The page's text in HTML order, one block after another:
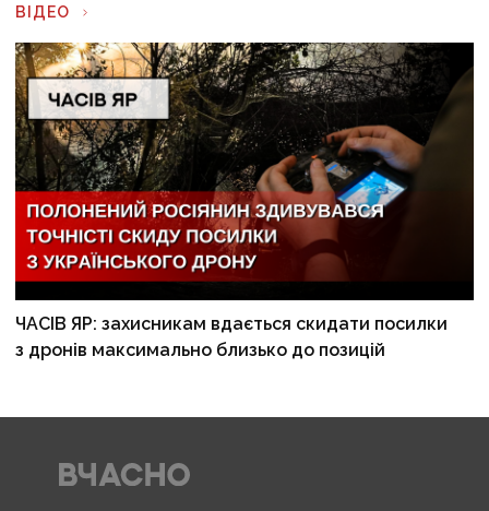
ВІДЕО
ЧАСІВ ЯР: захисникам вдається скидати посилки
з дронів максимально близько до позицій